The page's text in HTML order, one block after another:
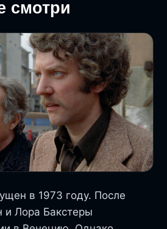
смотри
в 1973 году. После
и Лора Бакстеры